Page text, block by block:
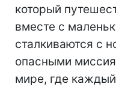
который
вместе с
сталкиваются с
опасными
мире, где